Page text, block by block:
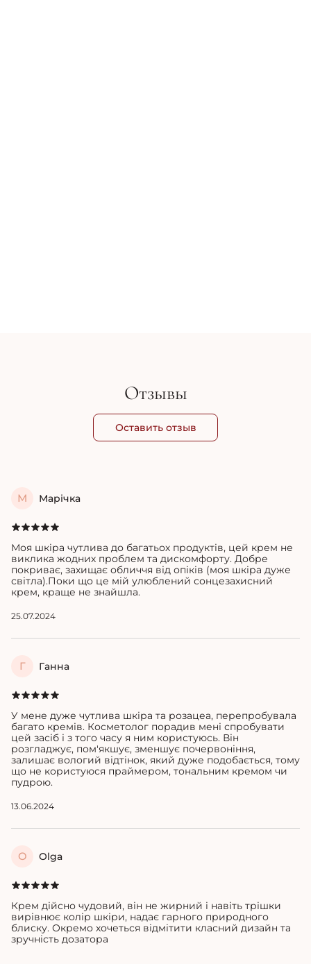
Отзывы
Оставить отзыв
М Марічка
Моя шкіра чутлива до багатьох продуктів, цей крем не
виклика жодних проблем та дискомфорту. Добре
покриває, захищає обличчя від опіків (моя шкіра дуже
світла).Поки що це мій улюблений сонцезахисний
крем, краще не знайшла.
25.07.2024
Г Ганна
У мене дуже чутлива шкіра та розацеа, перепробувала
багато кремів. Косметолог порадив мені спробувати
цей засіб і з того часу я ним користуюсь. Він
розгладжує, пом'якшує, зменшує почервоніння,
залишає вологий відтінок, який дуже подобається, тому
що не користуюся праймером, тональним кремом чи
пудрою.
13.06.2024
O Olga
Крем дійсно чудовий, він не жирний і навіть трішки
вирівнює колір шкіри, надає гарного природного
блиску. Окремо хочеться відмітити класний дизайн та
зручність дозатора